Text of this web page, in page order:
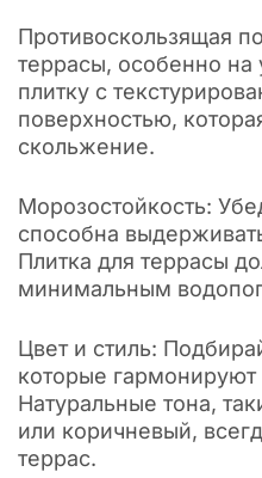
Противоскользящая
террасы, особенно на
плитку с
поверхностью,
скольжение.
Морозостойкость:
способна
Плитка для террасы
минимальным
Цвет и стиль:
которые
Натуральные тона,
или коричневый,
террас.